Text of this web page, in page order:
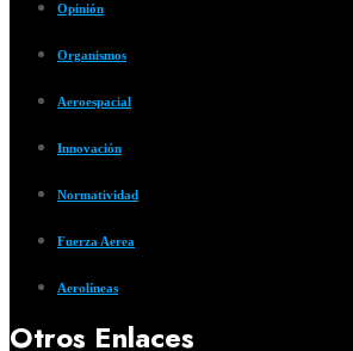
Opinión
Organismos
Aeroespacial
Innovación
Normatividad
Fuerza Aerea
Aerolíneas
Otros Enlaces